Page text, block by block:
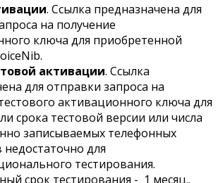
. Ссылка предназначена для
на получение
ключа для приобретенной
активации. Ссылка
для отправки запроса на
активационного ключа для
срока тестовой версии или числа
записываемых телефонных
недостаточно для
тестирования.
срок тестирования - 1 месяц..